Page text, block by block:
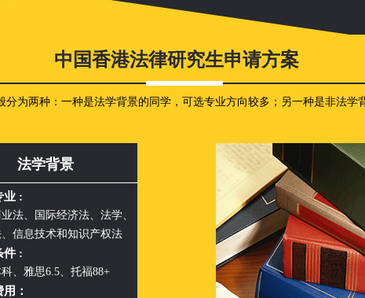
中国香港法律研究生申请方案
为两种：一种是法学背景的同学，可选专业方向较多；另一种是非法学
法学背景
业 :
法、国际经济法、法学、
信息技术和知识产权法
件 :
、雅思6.5、托福88+
：